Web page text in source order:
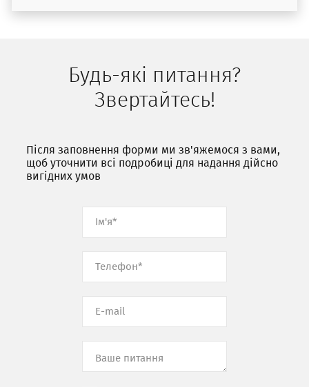
Будь-які питання?
Звертайтесь!
Після заповнення форми ми зв'яжемося з вами,
щоб уточнити всі подробиці для надання дійсно
вигідних умов